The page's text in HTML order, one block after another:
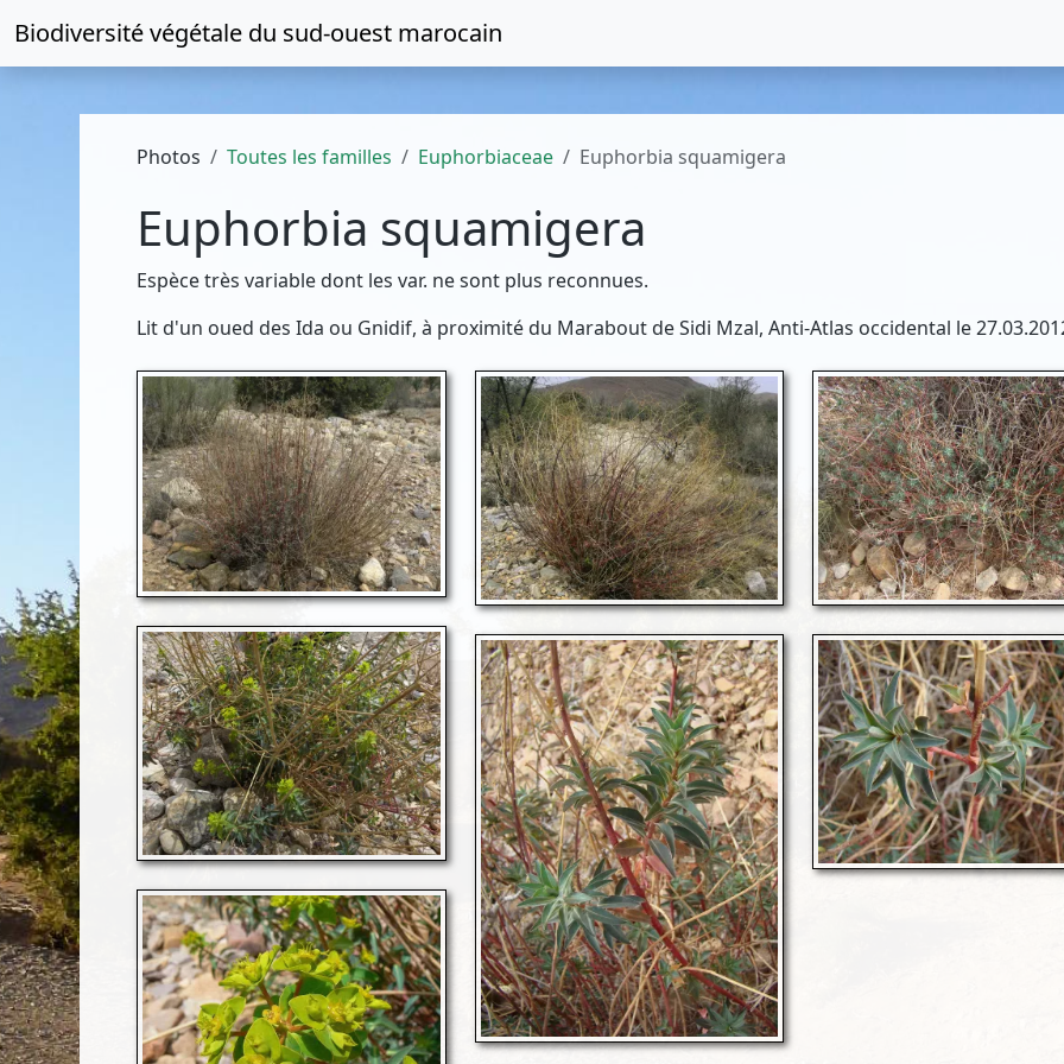
Biodiversité végétale du sud-ouest marocain
Photos Toutes les familles Euphorbiaceae Euphorbia squamigera
Euphorbia squamigera
Espèce très variable dont les var. ne sont plus reconnues.
Lit d'un oued des Ida ou Gnidif, à proximité du Marabout de Sidi Mzal, Anti-Atlas occidental le